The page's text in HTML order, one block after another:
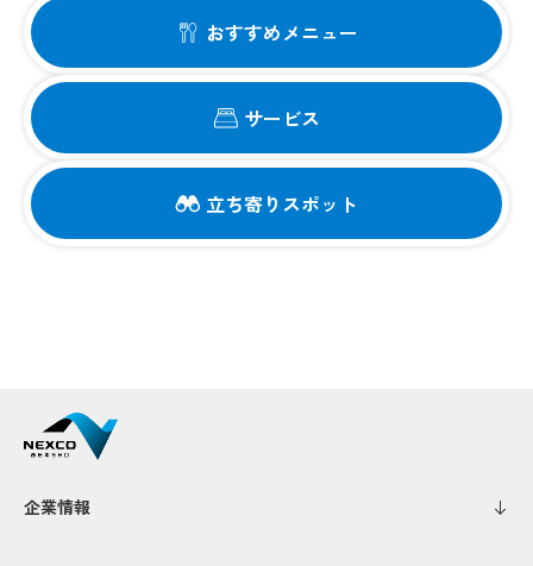
おすすめメニュー
サービス
立ち寄りスポット
企業情報